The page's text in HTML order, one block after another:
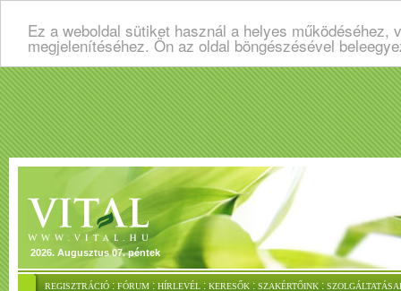
Ez a weboldal sütiket használ a helyes
megjelenítéséhez. Ön az oldal böngészésével
2026. Augusztus 07. péntek
REGISZTRÁCIÓ : FÓRUM : HÍRLEVÉL : KERESŐK : SZAKÉRTŐINK :